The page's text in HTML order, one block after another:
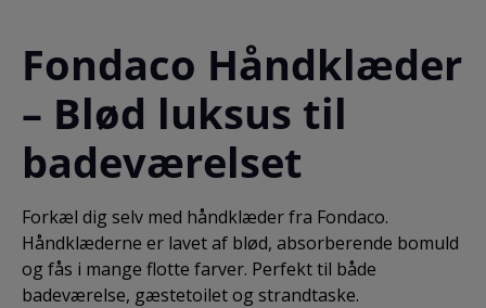
Fondaco Håndklæder
– Blød luksus til
badeværelset
Forkæl dig selv med håndklæder fra Fondaco.
Håndklæderne er lavet af blød, absorberende bomuld
og fås i mange flotte farver. Perfekt til både
badeværelse, gæstetoilet og strandtaske.